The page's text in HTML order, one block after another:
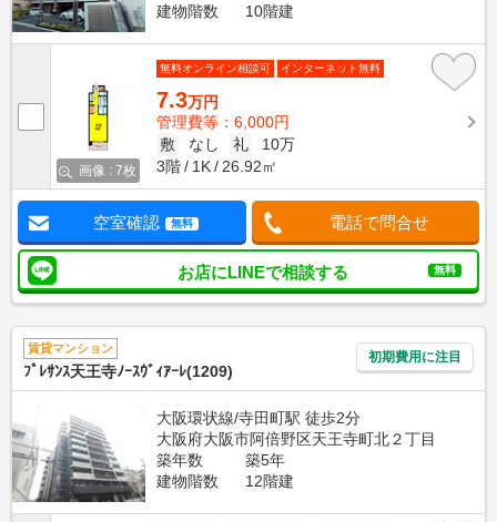
建物階数
10階建
画像 : 7枚
無料オンライン相談可 インターネット無料
7.3万円
管理費等：6,000円
敷
なし 礼
10万
3階
1K 26.92㎡
空室確認 無料 電話で問合せ
お店にLINEで相談する 無料
賃貸マンション
ﾌﾟﾚｻﾝｽ天王寺ﾉｰｽｳﾞｨｱｰﾚ(1209)
初期費用に注目
大阪環状線/寺田町駅 徒歩2分
大阪府大阪市阿倍野区天王寺町北２丁目
築年数
築5年
建物階数
12階建